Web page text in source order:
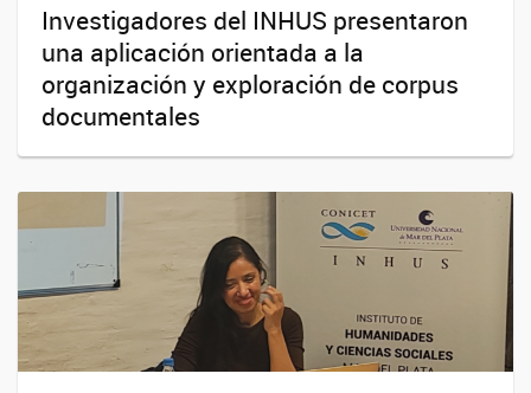
Investigadores del INHUS presentaron
una aplicación orientada a la
organización y exploración de corpus
documentales